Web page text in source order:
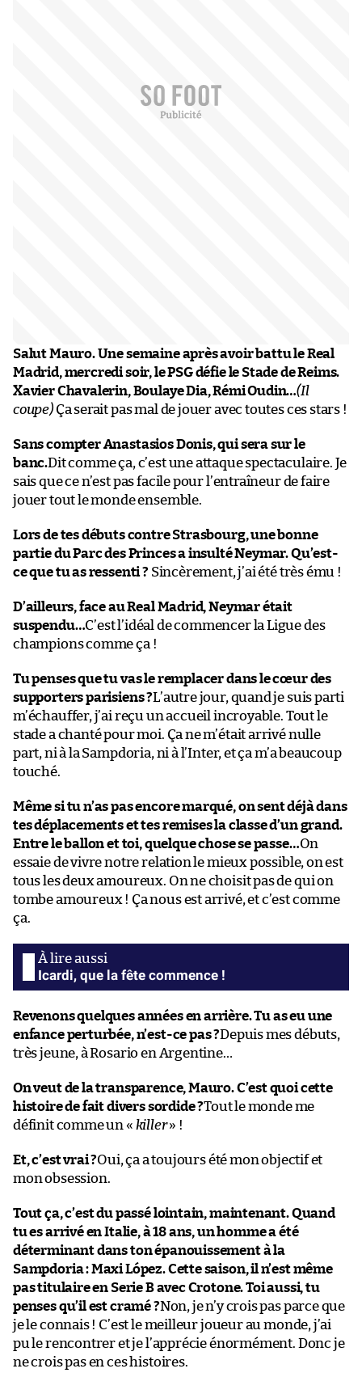
Salut Mauro. Une semaine après avoir battu le Real
Madrid, mercredi soir, le PSG défie le Stade de Reims.
Xavier Chavalerin, Boulaye Dia, Rémi Oudin…(Il
coupe)Ça serait pas mal de jouer avec toutes ces stars !
Sans compter Anastasios Donis, qui sera sur le
banc.Dit comme ça, c’est une attaque spectaculaire. Je
sais que ce n’est pas facile pour l’entraîneur de faire
jouer tout le monde ensemble.
Lors de tes débuts contre Strasbourg, une bonne
partie du Parc des Princes a insulté Neymar. Qu’est-
ce que tu as ressenti ? Sincèrement, j’ai été très ému !
D’ailleurs, face au Real Madrid, Neymar était
suspendu…C’est l’idéal de commencer la Ligue des
champions comme ça !
Tu penses que tu vas le remplacer dans le cœur des
supporters parisiens ?L’autre jour, quand je suis parti
m’échauffer, j’ai reçu un accueil incroyable. Tout le
stade a chanté pour moi. Ça ne m’était arrivé nulle
part, ni à la Sampdoria, ni à l’Inter, et ça m’a beaucoup
touché.
Même si tu n’as pas encore marqué, on sent déjà dans
tes déplacements et tes remises la classe d’un grand.
Entre le ballon et toi, quelque chose se passe…On
essaie de vivre notre relation le mieux possible, on est
tous les deux amoureux. On ne choisit pas de qui on
tombe amoureux ! Ça nous est arrivé, et c’est comme
ça.
Icardi, que la fête commence !
Revenons quelques années en arrière. Tu as eu une
enfance perturbée, n’est-ce pas ?Depuis mes débuts,
très jeune, à Rosario en Argentine…
On veut de la transparence, Mauro. C’est quoi cette
histoire de fait divers sordide ?Tout le monde me
définit comme un « killer» !
Et, c’est vrai ?Oui, ça a toujours été mon objectif et
mon obsession.
Tout ça, c’est du passé lointain, maintenant. Quand
tu es arrivé en Italie, à 18 ans, un homme a été
déterminant dans ton épanouissement à la
Sampdoria : Maxi López. Cette saison, il n’est même
pas titulaire en Serie B avec Crotone. Toi aussi, tu
penses qu’il est cramé ?Non, je n’y crois pas parce que
je le connais ! C’est le meilleur joueur au monde, j’ai
pu le rencontrer et je l’apprécie énormément. Donc je
ne crois pas en ces histoires.